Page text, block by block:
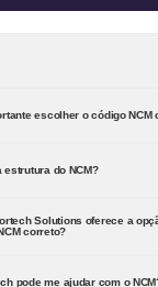
escolher o código NCM
estrutura do NCM?
Solutions oferece a
correto?
pode me ajudar com o